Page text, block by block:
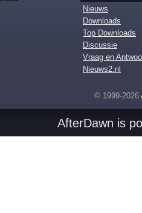
Nieuws
Downloads
Top Downloads
Discussie
Vraag en
Nieuws2.nl
© 1999-2026
AfterDawn is